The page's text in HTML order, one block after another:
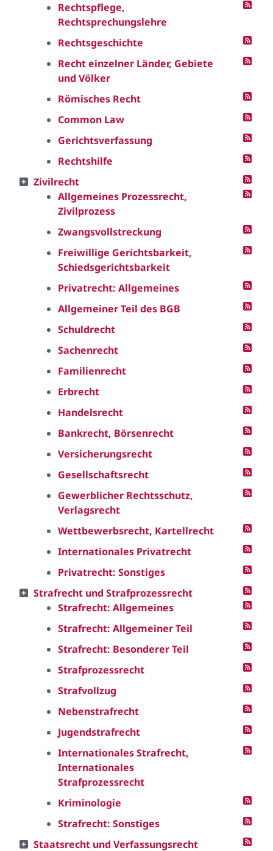
Rechtspflege,
Rechtsprechungslehre
Rechtsgeschichte
Recht einzelner Länder, Gebiete
und Völker
Römisches Recht
Common Law
Gerichtsverfassung
Rechtshilfe
Zivilrecht
Allgemeines Prozessrecht,
Zivilprozess
Zwangsvollstreckung
Freiwillige Gerichtsbarkeit,
Schiedsgerichtsbarkeit
Privatrecht: Allgemeines
Allgemeiner Teil des BGB
Schuldrecht
Sachenrecht
Familienrecht
Erbrecht
Handelsrecht
Bankrecht, Börsenrecht
Versicherungsrecht
Gesellschaftsrecht
Gewerblicher Rechtsschutz,
Verlagsrecht
Wettbewerbsrecht, Kartellrecht
Internationales Privatrecht
Privatrecht: Sonstiges
Strafrecht und Strafprozessrecht
Strafrecht: Allgemeines
Strafrecht: Allgemeiner Teil
Strafrecht: Besonderer Teil
Strafprozessrecht
Strafvollzug
Nebenstrafrecht
Jugendstrafrecht
Internationales Strafrecht,
Internationales
Strafprozessrecht
Kriminologie
Strafrecht: Sonstiges
Staatsrecht und Verfassungsrecht